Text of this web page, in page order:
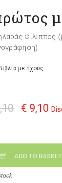
Φίλιππος
με ήχους
€ 9,10
ADD TO BASKET